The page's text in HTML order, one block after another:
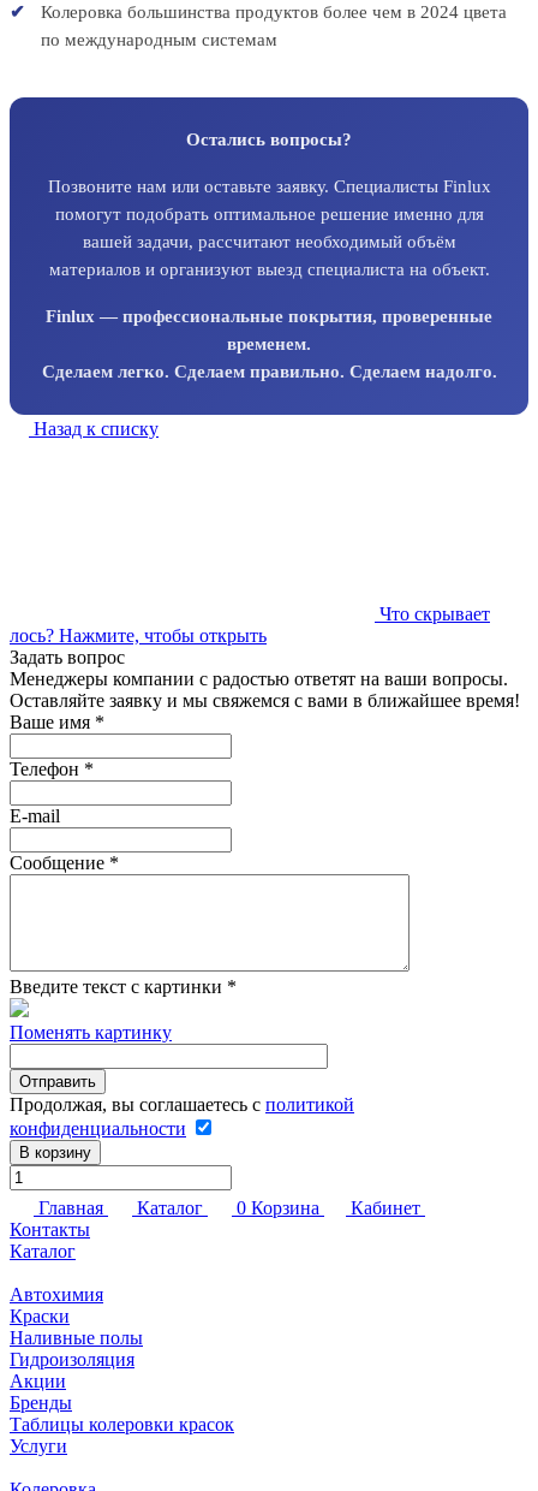
Колеровка большинства продуктов более чем в 2024 цвета
по международным системам
Остались вопросы?
Позвоните нам или оставьте заявку. Специалисты Finlux
помогут подобрать оптимальное решение именно для
вашей задачи, рассчитают необходимый объём
материалов и организуют выезд специалиста на объект.
Finlux — профессиональные покрытия, проверенные
временем.
Сделаем легко. Сделаем правильно. Сделаем надолго.
Назад к списку
Что скрывает
лось? Нажмите, чтобы открыть
Задать вопрос
Менеджеры компании с радостью ответят на ваши вопросы.
Оставляйте заявку и мы свяжемся с вами в ближайшее время!
Ваше имя *
Телефон *
E-mail
Сообщение *
Введите текст с картинки *
Поменять картинку
Продолжая, вы соглашаетесь с политикой
конфиденциальности
В корзину
Главная Каталог 0 Корзина
Кабинет
Контакты
Каталог
Автохимия
Краски
Наливные полы
Гидроизоляция
Акции
Бренды
Таблицы колеровки красок
Услуги